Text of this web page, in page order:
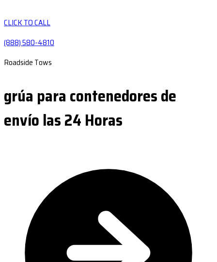
CLICK TO CALL
(888) 580-4810
Roadside Tows
grúa para contenedores de
envío las 24 Horas